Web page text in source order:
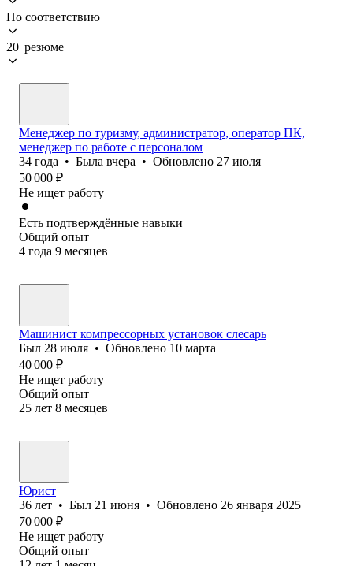
По соответствию
20 резюме
Менеджер по туризму, администратор, оператор ПК,
менеджер по работе с персоналом
34 года • Была вчера • Обновлено 27 июля
50 000 ₽
Не ищет работу
Есть подтверждённые навыки
Общий опыт
4 года 9 месяцев
Машинист компрессорных установок слесарь
Был 28 июля • Обновлено 10 марта
40 000 ₽
Не ищет работу
Общий опыт
25 лет 8 месяцев
Юрист
36 лет • Был 21 июня • Обновлено 26 января 2025
70 000 ₽
Не ищет работу
Общий опыт